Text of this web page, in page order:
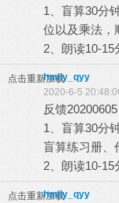
1、盲算30分
位以及乘法，
2、朗读10-15
点击重新加载hmily_qyy
2020-6-5
反馈20200605
1、盲算30分
盲算练习册、
2、朗读10-15
点击重新加载hmily_qyy